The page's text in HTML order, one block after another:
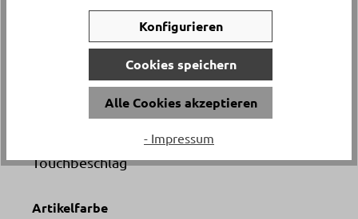
Artikelnummer
Raucheiche furniert
Touchbeschlag
Artikelfarbe
Konfigurieren
Cookies speichern
Alle Cookies akzeptieren
- Impressum